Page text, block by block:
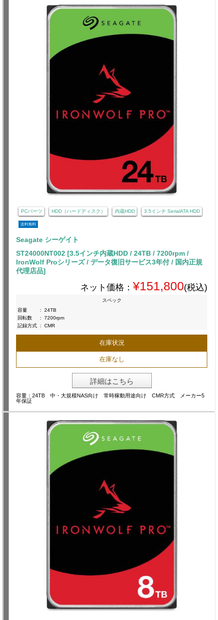
PCパーツ HDD（ハードディスク） 内蔵HDD 3.5インチ SerialATA HDD
送料無料
Seagate シーゲイト
ST24000NT002 [3.5インチ内蔵HDD / 24TB / 7200rpm /
IronWolf Proシリーズ / データ復旧サービス3年付 / 国内正規
代理店品]
ネット価格： ¥151,800(税込)
スペック
容量
:
24TB
回転数
:
7200rpm
記録方式 : CMR
在庫状況
在庫なし
詳細はこちら
容量：24TB 中・大規模NAS向け 常時稼動用途向け CMR方式 メーカー5
年保証